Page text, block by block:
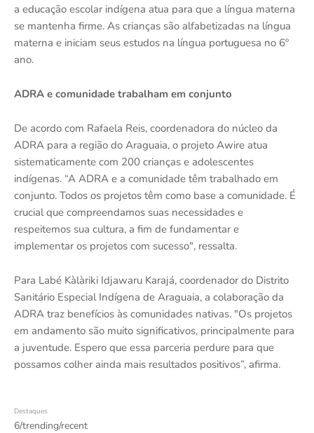
a educação escolar indígena atua para que a língua materna
se mantenha firme. As crianças são alfabetizadas na língua
materna e iniciam seus estudos na língua portuguesa no 6º
ano.
ADRA e comunidade trabalham em conjunto
De acordo com Rafaela Reis, coordenadora do núcleo da
ADRA para a região do Araguaia, o projeto Awire atua
sistematicamente com 200 crianças e adolescentes
indígenas. “A ADRA e a comunidade têm trabalhado em
conjunto. Todos os projetos têm como base a comunidade. É
crucial que compreendamos suas necessidades e
respeitemos sua cultura, a fim de fundamentar e
implementar os projetos com sucesso", ressalta.
Para Labé Kàlàriki Idjawaru Karajá, coordenador do Distrito
Sanitário Especial Indígena de Araguaia, a colaboração da
ADRA traz benefícios às comunidades nativas. "Os projetos
em andamento são muito significativos, principalmente para
a juventude. Espero que essa parceria perdure para que
possamos colher ainda mais resultados positivos”, afirma.
Destaques
6/trending/recent